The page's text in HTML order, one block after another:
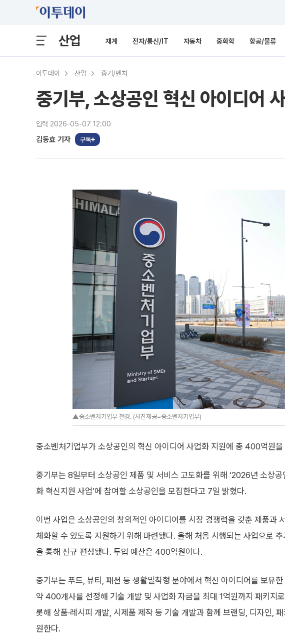
산업 재계 전자/통신/IT 자동차 중화학 항공/물류
이투데이 산업 중기/벤처
중기부, 소상공인 혁신 아이디어
입력 2026-05-07 12:00
김동효 기자 구독
▲중소벤처기업부 전경. (사진제공=중소벤처기업부)
중소벤처기업부가 소상공인의 혁신 아이디어 사업화 지원에 총 400억원을
중기부는 8일부터 소상공인 제품 및 서비스 고도화를 위해 ‘2026년 소상공
화 혁신지원 사업’에 참여할 소상공인을 모집한다고 7일 밝혔다.
이번 사업은 소상공인의 창의적인 아이디어를 시장 경쟁력을 갖춘 제품과
체화할 수 있도록 지원하기 위해 마련됐다. 올해 처음 시행되는 사업으로
을 통해 신규 편성됐다. 투입 예산은 400억원이다.
중기부는 푸드, 뷰티, 패션 등 생활밀착형 분야에서 혁신 아이디어를 보유한
약 400개사를 선정해 기술 개발 및 사업화 자금을 최대 1억원까지 패키지
롯해 상품·레시피 개발, 시제품 제작 등 기술 개발과 함께 브랜딩, 디자인,
원한다.